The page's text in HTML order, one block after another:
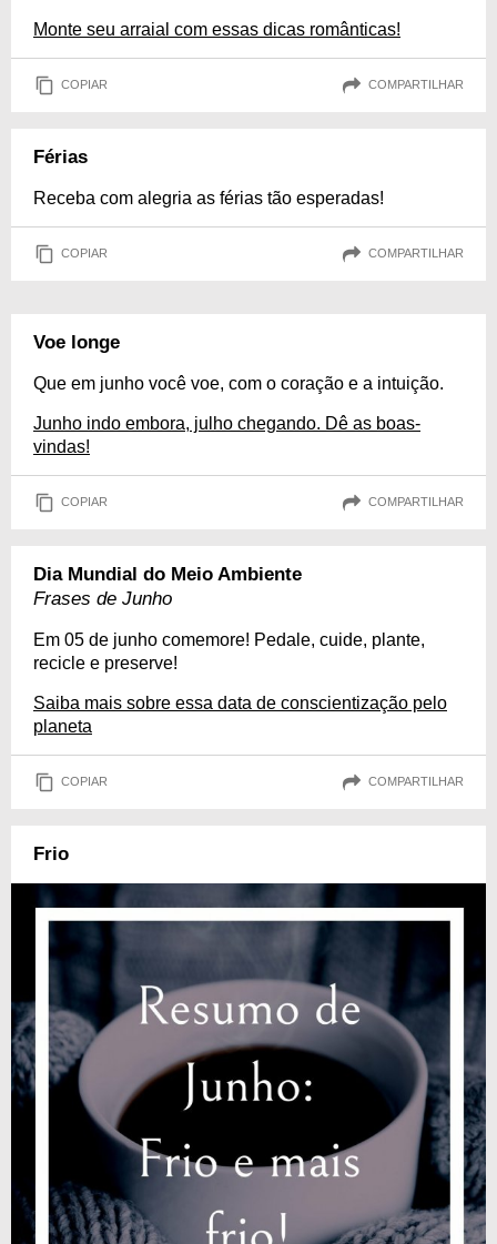
Monte seu arraial com essas dicas românticas!
COPIAR COMPARTILHAR
Férias
Receba com alegria as férias tão esperadas!
COPIAR COMPARTILHAR
Voe longe
Que em junho você voe, com o coração e a intuição.
Junho indo embora, julho chegando. Dê as boas-
vindas!
COPIAR COMPARTILHAR
Dia Mundial do Meio Ambiente
Frases de Junho
Em 05 de junho comemore! Pedale, cuide, plante,
recicle e preserve!
Saiba mais sobre essa data de conscientização pelo
planeta
COPIAR COMPARTILHAR
Frio